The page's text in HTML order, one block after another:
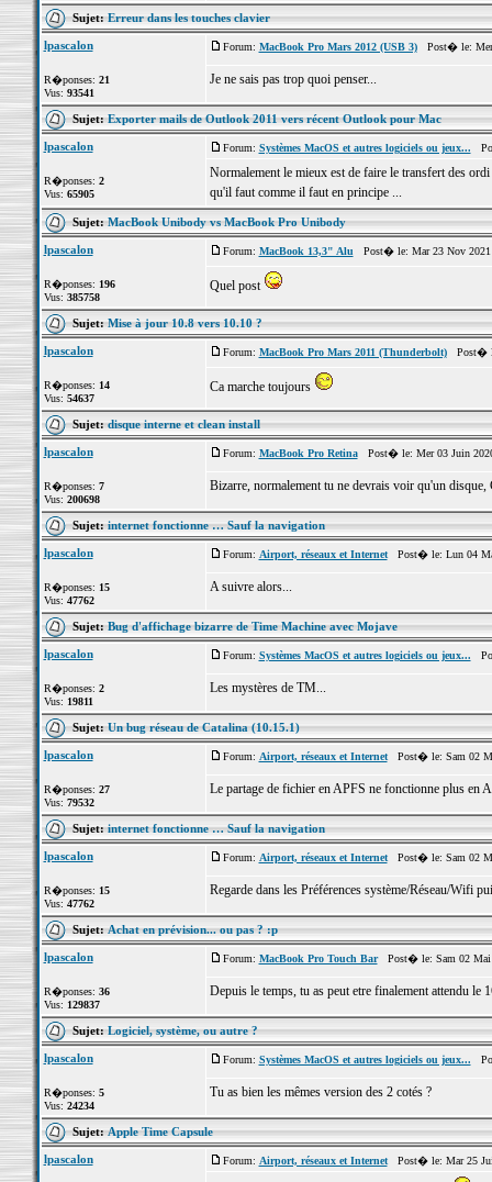
Sujet:Erreur dans les touches clavier
lpascalon
R�ponses: 21
Vus: 93541
Forum: MacBook Pro Mars 2012 (USB 3)Post� le: Mer
Je ne sais pas trop quoi penser...
Sujet:Exporter mails de Outlook 2011 vers récent Outlook pour Mac
lpascalon
R�ponses: 2
Vus: 65905
Forum: Systèmes MacOS et autres logiciels ou jeux...
Normalement le mieux est de faire le transfert des
qu'il faut comme il faut en principe ...
Sujet:MacBook Unibody vs MacBook Pro Unibody
lpascalon
R�ponses: 196
Vus: 385758
Forum: MacBook 13,3" Alu Post� le: Mar 23 Nov
Quel post
Sujet:Mise à jour 10.8 vers 10.10 ?
lpascalon
R�ponses: 14
Vus: 54637
Forum: MacBook Pro Mars 2011 (Thunderbolt)Post�
Ca marche toujours
Sujet:disque interne et clean install
lpascalon
R�ponses: 7
Vus: 200698
Forum: MacBook Pro RetinaPost� le: Mer 03 Juin
Bizarre, normalement tu ne devrais voir qu'un
Sujet:internet fonctionne … Sauf la navigation
lpascalon
R�ponses: 15
Vus: 47762
Forum: Airport, réseaux et InternetPost� le: Lun 04
A suivre alors...
Sujet:Bug d'affichage bizarre de Time Machine avec Mojave
lpascalon
R�ponses: 2
Vus: 19811
Forum: Systèmes MacOS et autres logiciels ou jeux...
Les mystères de TM...
Sujet:Un bug réseau de Catalina (10.15.1)
lpascalon
R�ponses: 27
Vus: 79532
Forum: Airport, réseaux et InternetPost� le: Sam 02
Le partage de fichier en APFS ne fonctionne plus en
Sujet:internet fonctionne … Sauf la navigation
lpascalon
R�ponses: 15
Vus: 47762
Forum: Airport, réseaux et InternetPost� le: Sam 02
Regarde dans les Préférences système/Réseau/Wifi
Sujet:Achat en prévision... ou pas ? :p
lpascalon
R�ponses: 36
Vus: 129837
Forum: MacBook Pro Touch BarPost� le: Sam 02 Mai
Depuis le temps, tu as peut etre finalement attendu le
Sujet:Logiciel, système, ou autre ?
lpascalon
R�ponses: 5
Vus: 24234
Forum: Systèmes MacOS et autres logiciels ou jeux...
Tu as bien les mêmes version des 2 cotés ?
Sujet:Apple Time Capsule
lpascalon Forum: Airport, réseaux et InternetPost� le: Mar 25